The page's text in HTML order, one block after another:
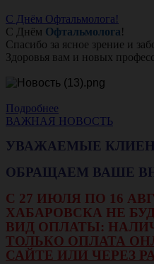
С Днём Офтальмолога!
С Днём Офтальмолога!
Спасибо за ясное зрение и
Здоровья вам и новых
Подробнее
ВАЖНАЯ НОВОСТЬ
УВАЖАЕМЫЕ
ОБРАЩАЕМ ВАШЕ
С 27 ИЮЛЯ ПО 16
ХАБАРОВСКА НЕ
ВИД ОПЛАТЫ:
ТОЛЬКО ОПЛАТА
САЙТЕ ИЛИ ЧЕРЕЗ